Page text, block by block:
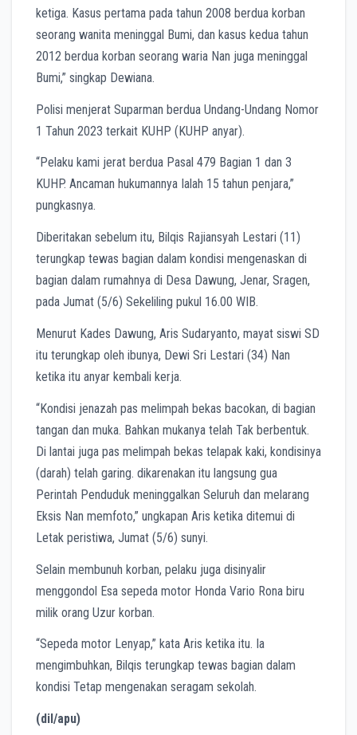
ketiga. Kasus pertama pada tahun 2008 berdua korban
seorang wanita meninggal Bumi, dan kasus kedua tahun
2012 berdua korban seorang waria Nan juga meninggal
Bumi,” singkap Dewiana.
Polisi menjerat Suparman berdua Undang-Undang Nomor
1 Tahun 2023 terkait KUHP (KUHP anyar).
“Pelaku kami jerat berdua Pasal 479 Bagian 1 dan 3
KUHP. Ancaman hukumannya Ialah 15 tahun penjara,”
pungkasnya.
Diberitakan sebelum itu, Bilqis Rajiansyah Lestari (11)
terungkap tewas bagian dalam kondisi mengenaskan di
bagian dalam rumahnya di Desa Dawung, Jenar, Sragen,
pada Jumat (5/6) Sekeliling pukul 16.00 WIB.
Menurut Kades Dawung, Aris Sudaryanto, mayat siswi SD
itu terungkap oleh ibunya, Dewi Sri Lestari (34) Nan
ketika itu anyar kembali kerja.
“Kondisi jenazah pas melimpah bekas bacokan, di bagian
tangan dan muka. Bahkan mukanya telah Tak berbentuk.
Di lantai juga pas melimpah bekas telapak kaki, kondisinya
(darah) telah garing. dikarenakan itu langsung gua
Perintah Penduduk meninggalkan Seluruh dan melarang
Eksis Nan memfoto,” ungkapan Aris ketika ditemui di
Letak peristiwa, Jumat (5/6) sunyi.
Selain membunuh korban, pelaku juga disinyalir
menggondol Esa sepeda motor Honda Vario Rona biru
milik orang Uzur korban.
“Sepeda motor Lenyap,” kata Aris ketika itu. Ia
mengimbuhkan, Bilqis terungkap tewas bagian dalam
kondisi Tetap mengenakan seragam sekolah.
(dil/apu)